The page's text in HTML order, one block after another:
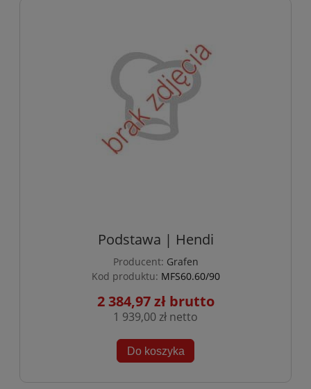
Podstawa | Hendi
Producent: Grafen
Kod produktu: MFS60.60/90
2 384,97 zł
1 939,00 zł
Do koszyka